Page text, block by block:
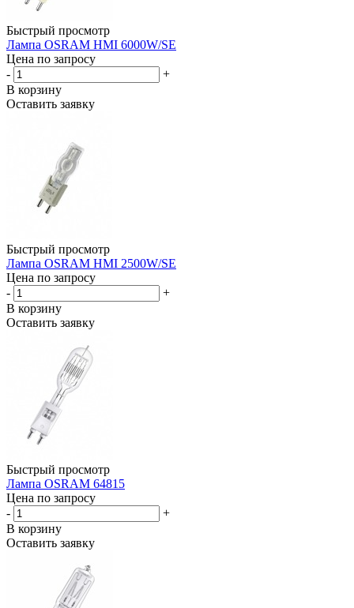
Быстрый просмотр
Лампа OSRAM HMI 6000W/SE
Цена по запросу
-
+
В корзину
Оставить заявку
Быстрый просмотр
Лампа OSRAM HMI 2500W/SE
Цена по запросу
-
+
В корзину
Оставить заявку
Быстрый просмотр
Лампа OSRAM 64815
Цена по запросу
-
+
В корзину
Оставить заявку